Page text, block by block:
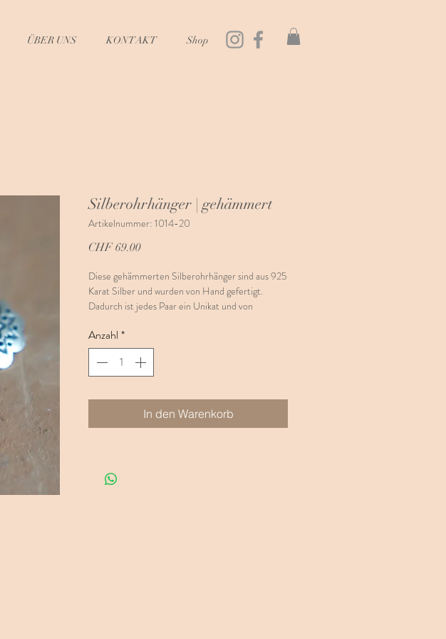
ÜBER UNS KONTAKT Shop
Silberohrhänger | gehämmert
Artikelnummer: 1014-20
CHF 69.00Preis
Diese gehämmerten Silberohrhänger sind aus 925
Karat Silber und wurden von Hand gefertigt.
Dadurch ist jedes Paar ein Unikat und von
Anzahl *
In den Warenkorb